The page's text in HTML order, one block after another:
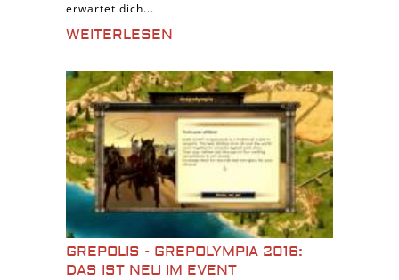
erwartet dich...
WEITERLESEN
GREPOLIS - GREPOLYMPIA 2016:
DAS IST NEU IM EVENT